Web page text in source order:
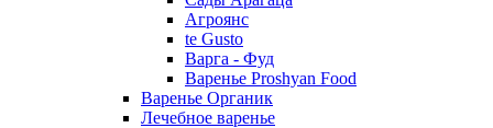
Агроянс
te Gusto
Варга - Фуд
Варенье Proshyan Food
Варенье Органик
Лечебное варенье